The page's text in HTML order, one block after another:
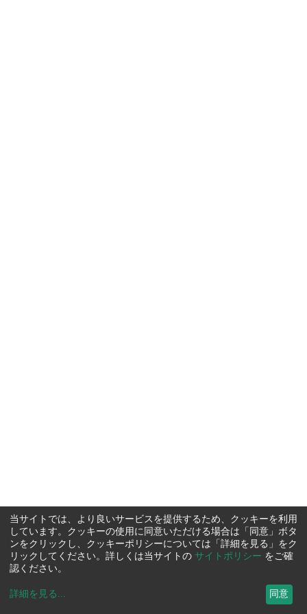
当サイトでは、より良いサービスを提供するため、クッキーを利用
しています。クッキーの使用に同意いただける場合は「同意」ボタ
ンをクリックし、クッキーポリシーについては「詳細を見る」をク
リックしてください。詳しくは当サイトの サイトポリシー をご確
認ください。
詳細を見る ... 同意